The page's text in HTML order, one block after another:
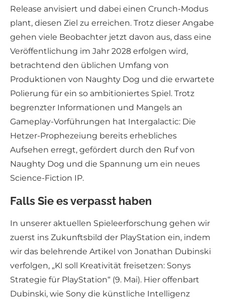
Release anvisiert und dabei einen Crunch-Modus
plant, diesen Ziel zu erreichen. Trotz dieser Angabe
gehen viele Beobachter jetzt davon aus, dass eine
Veröffentlichung im Jahr 2028 erfolgen wird,
betrachtend den üblichen Umfang von
Produktionen von Naughty Dog und die erwartete
Polierung für ein so ambitioniertes Spiel. Trotz
begrenzter Informationen und Mangels an
Gameplay-Vorführungen hat Intergalactic: Die
Hetzer-Prophezeiung bereits erhebliches
Aufsehen erregt, gefördert durch den Ruf von
Naughty Dog und die Spannung um ein neues
Science-Fiction IP.
Falls Sie es verpasst haben
In unserer aktuellen Spieleerforschung gehen wir
zuerst ins Zukunftsbild der PlayStation ein, indem
wir das belehrende Artikel von Jonathan Dubinski
verfolgen, „KI soll Kreativität freisetzen: Sonys
Strategie für PlayStation“ (9. Mai). Hier offenbart
Dubinski, wie Sony die künstliche Intelligenz